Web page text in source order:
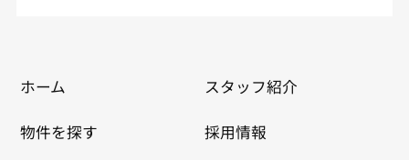
ホーム
物件を探す
スタッフ紹介
採用情報